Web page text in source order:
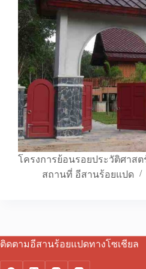
โครงการย้อนรอยประวัติศาส
สถานที่ อีสานร้อยแปด
ติดตามอีสานร้อยแปดทางโซเชียล